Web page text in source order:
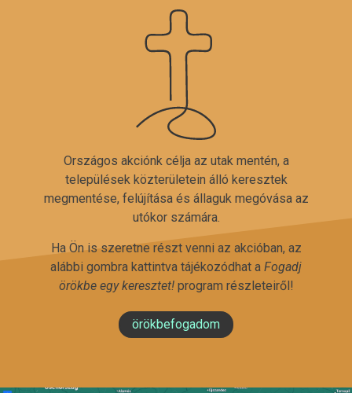
Országos akciónk célja az utak mentén, a
települések közterületein álló keresztek
megmentése, felújítása és állaguk megóvása az
utókor számára.
Ha Ön is szeretne részt venni az akcióban, az
alábbi gombra kattintva tájékozódhat a Fogadj
örökbe egy keresztet!program részleteiről!
örökbefogadom